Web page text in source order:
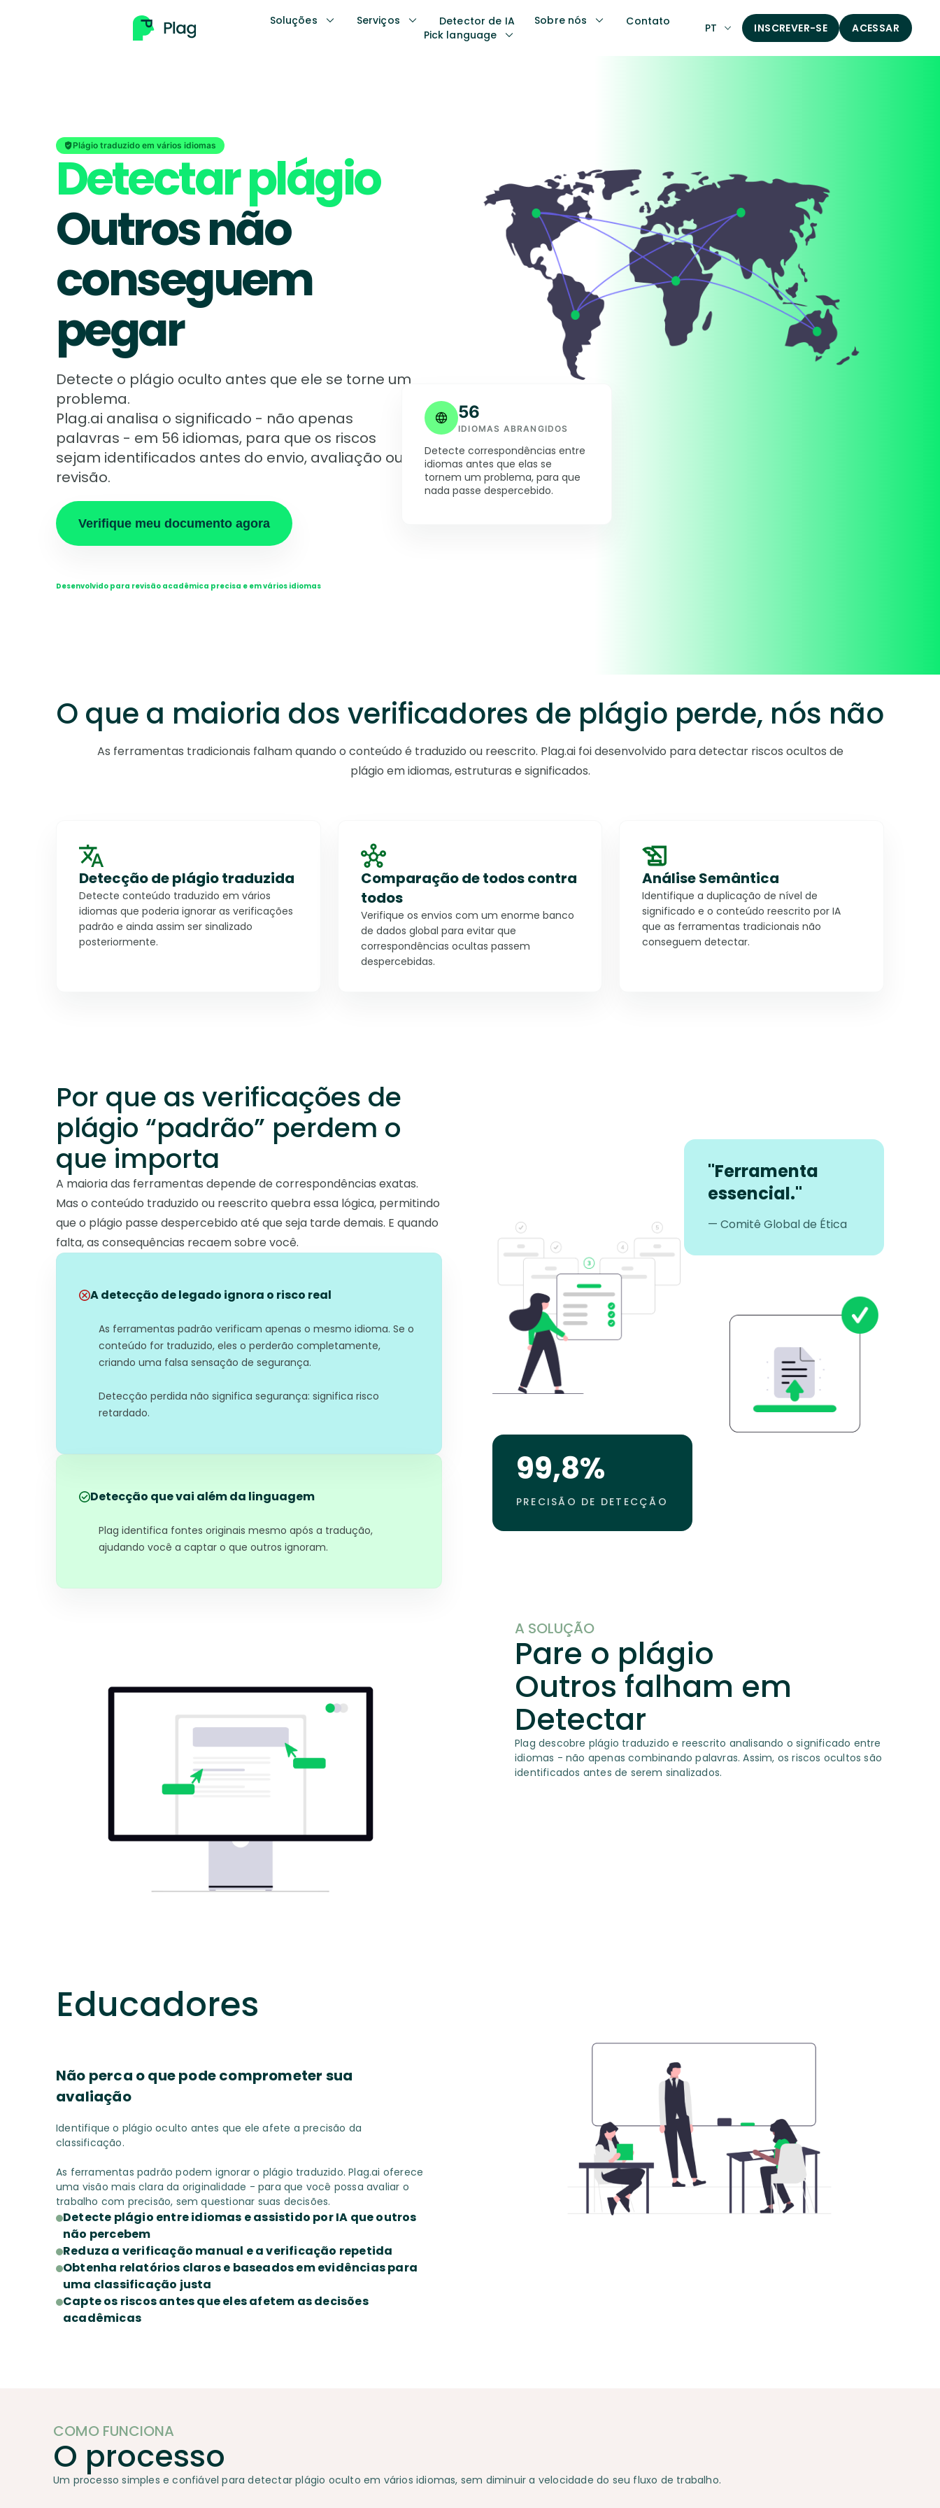
Soluções Serviços Detector de IA Sobre nós
Contato
Pick language
PT INSCREVER-SE ACESSAR
Plágio traduzido em vários idiomas
Detectar plágio
Outros não
conseguem
pegar
Detecte o plágio oculto antes que ele se torne um
problema.
Plag.ai analisa o significado - não apenas
palavras - em 56 idiomas, para que os riscos
sejam identificados antes do envio, avaliação ou
revisão.
Verifique meu documento agora
Desenvolvido para revisão acadêmica precisa e em vários idiomas
56
IDIOMAS ABRANGIDOS
Detecte correspondências entre
idiomas antes que elas se
tornem um problema, para que
nada passe despercebido.
O que a maioria dos verificadores de plágio perde, nós não
As ferramentas tradicionais falham quando o conteúdo é traduzido ou reescrito. Plag.ai foi desenvolvido para detectar riscos ocultos de
plágio em idiomas, estruturas e significados.
Detecção de plágio traduzida
Detecte conteúdo traduzido em vários
idiomas que poderia ignorar as verificações
padrão e ainda assim ser sinalizado
posteriormente.
Comparação de todos contra
todos
Verifique os envios com um enorme banco
de dados global para evitar que
correspondências ocultas passem
despercebidas.
Análise Semântica
Identifique a duplicação de nível de
significado e o conteúdo reescrito por IA
que as ferramentas tradicionais não
conseguem detectar.
Por que as verificações de
plágio “padrão” perdem o
que importa
A maioria das ferramentas depende de correspondências exatas.
Mas o conteúdo traduzido ou reescrito quebra essa lógica, permitindo
que o plágio passe despercebido até que seja tarde demais. E quando
falta, as consequências recaem sobre você.
A detecção de legado ignora o risco real
As ferramentas padrão verificam apenas o mesmo idioma. Se o
conteúdo for traduzido, eles o perderão completamente,
criando uma falsa sensação de segurança.
Detecção perdida não significa segurança: significa risco
retardado.
Detecção que vai além da linguagem
Plag identifica fontes originais mesmo após a tradução,
ajudando você a captar o que outros ignoram.
"Ferramenta
essencial."
— Comitê Global de Ética
99,8%
PRECISÃO DE DETECÇÃO
A SOLUÇÃO
Pare o plágio
Outros falham em
Detectar
Plag descobre plágio traduzido e reescrito analisando o significado entre
idiomas - não apenas combinando palavras. Assim, os riscos ocultos são
identificados antes de serem sinalizados.
Educadores
Não perca o que pode comprometer sua
avaliação
Identifique o plágio oculto antes que ele afete a precisão da
classificação.
As ferramentas padrão podem ignorar o plágio traduzido. Plag.ai oferece
uma visão mais clara da originalidade - para que você possa avaliar o
trabalho com precisão, sem questionar suas decisões.
Detecte plágio entre idiomas e assistido por IA que outros
não percebem
Reduza a verificação manual e a verificação repetida
Obtenha relatórios claros e baseados em evidências para
uma classificação justa
Capte os riscos antes que eles afetem as decisões
acadêmicas
COMO FUNCIONA
O processo
Um processo simples e confiável para detectar plágio oculto em vários idiomas, sem diminuir a velocidade do seu fluxo de trabalho.